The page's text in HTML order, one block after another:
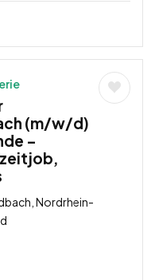
(m/w/d)
–
Nordrhein-